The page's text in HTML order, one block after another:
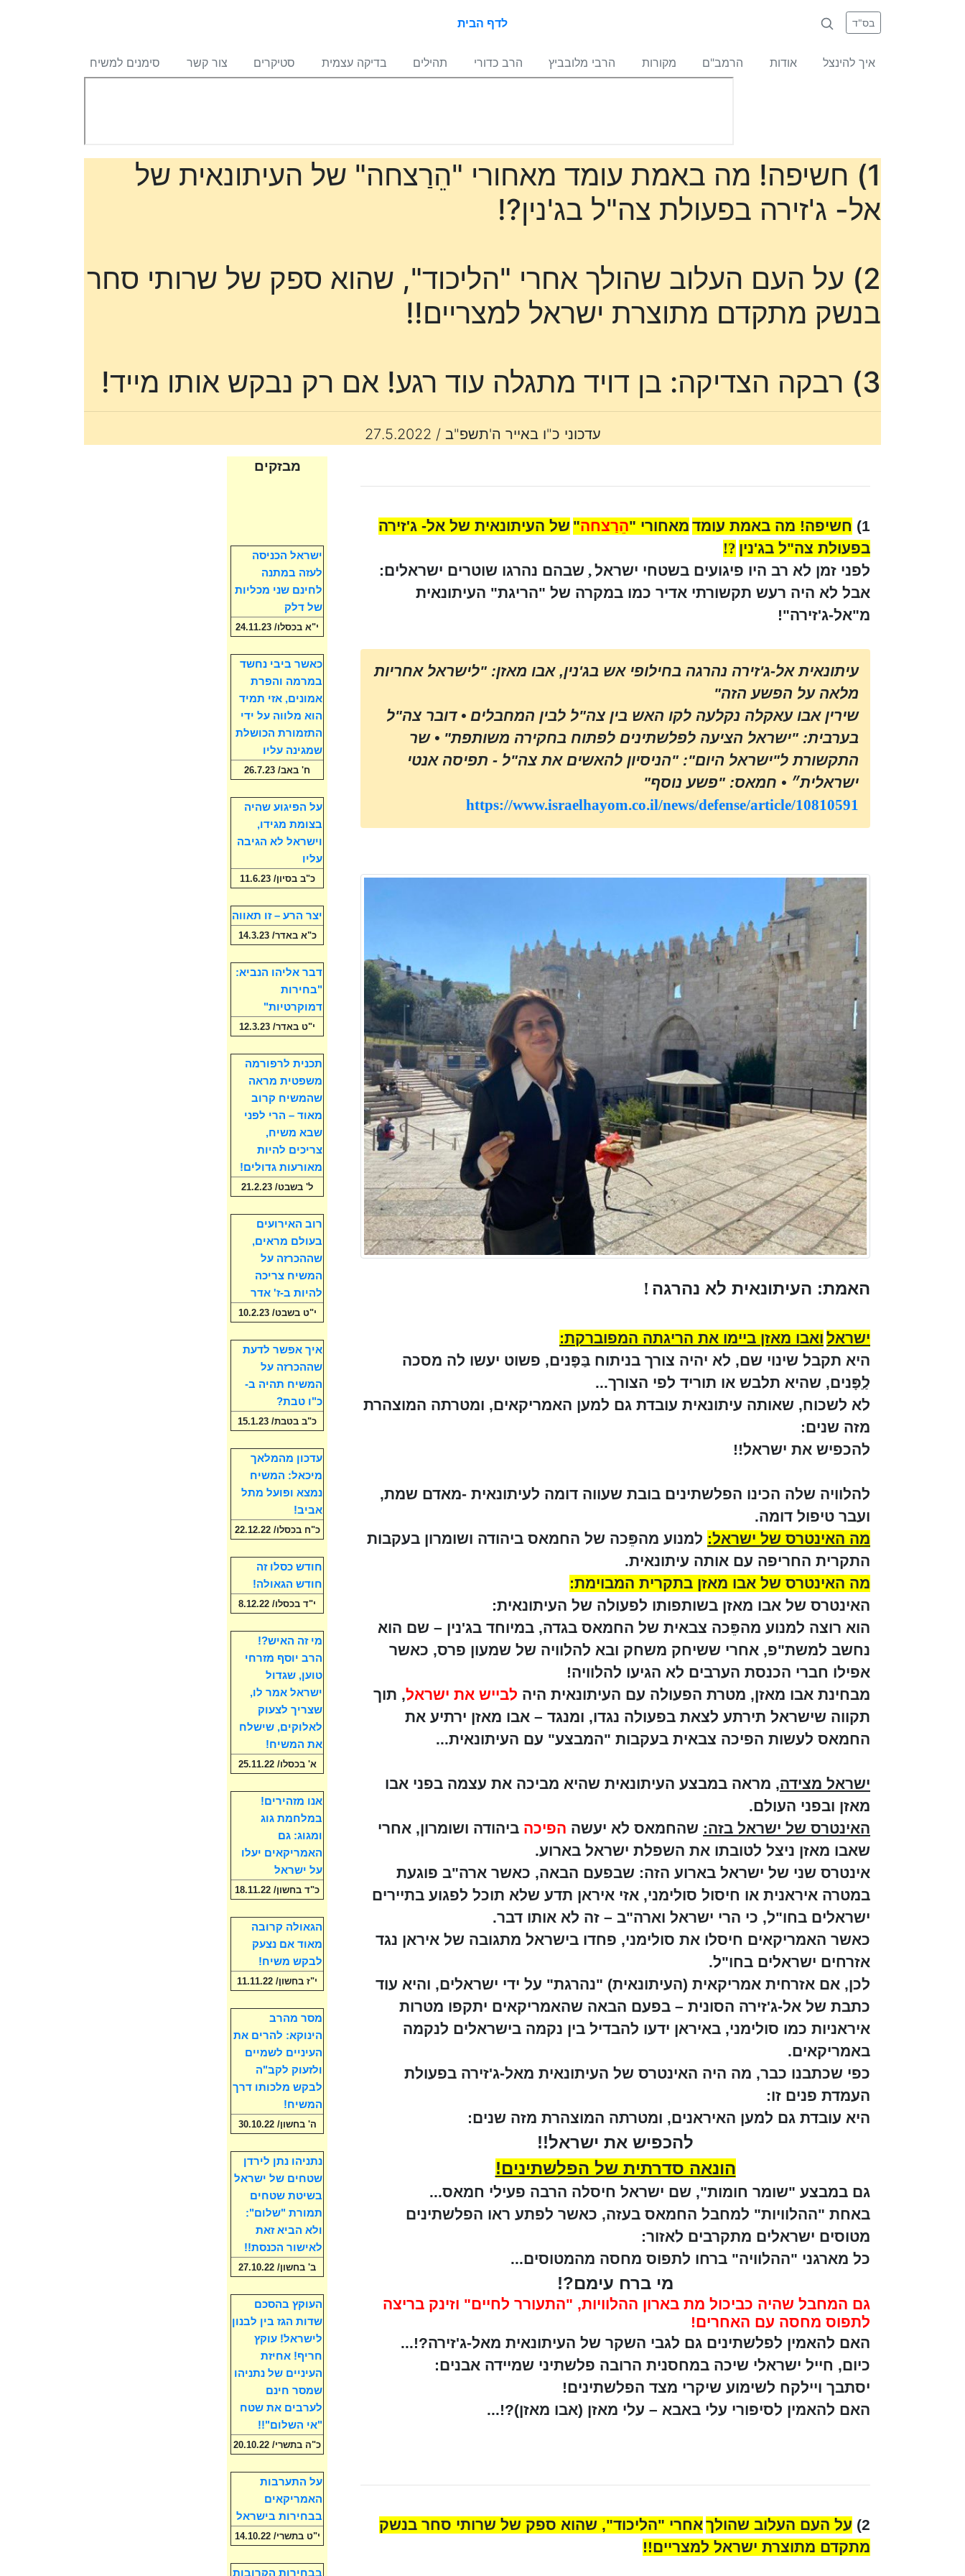
לדף הבית בס"ד
איך להינצל אודות הרמב"ם מקורות הרבי מלובביץ הרב כדורי תהילים בדיקה עצמית סטיקרים צור קשר סימנים למשיח
1) חשיפה! מה באמת עומד מאחורי "הֵרַצחה" של העיתונאית של
אל- ג'זירה בפעולת צה"ל בג'נין?!
2) על העם העלוב שהולך אחרי "הליכוד", שהוא ספק של שרותי סחר
בנשק מתקדם מתוצרת ישראל למצריים!!
3) רבקה הצדיקה: בן דויד מתגלה עוד רגע! אם רק נבקש אותו מייד!
עדכוני כ"ו באייר ה'תשפ"ב / 27.5.2022
1) חשיפה! מה באמת עומד מאחורי "הֵרַצחה" של העיתונאית של אל- ג'זירה
בפעולת צה"ל בג'נין ?!
לפני זמן לא רב היו פיגועים בשטחי ישראל, שבהם נהרגו שוטרים ישראלים:
אבל לא היה רעש תקשורתי אדיר כמו במקרה של "הריגת" העיתונאית
מ"אל-ג'זירה"!
עיתונאית אל-ג'זירה נהרגה בחילופי אש בג'נין, אבו מאזן: "לישראל אחריות
מלאה על הפשע הזה"
שירין אבו עאקלה נקלעה לקו האש בין צה"ל לבין המחבלים • דובר צה"ל
בערבית: "ישראל הציעה לפלשתינים לפתוח בחקירה משותפת" • שר
התקשורת ל"ישראל היום": "הניסיון להאשים את צה"ל - תפיסה אנטי
ישראלית״ • חמאס: "פשע נוסף"
https://www.israelhayom.co.il/news/defense/article/10810591
האמת: העיתונאית לא נהרגה !
ישראל ואבו מאזן ביימו את הריגתה המפוברקת:
היא תקבל שינוי שם, לא יהיה צורך בניתוח בַּפָּנים, פשוט יעשו לה מסכה
לַַפָּנים, שהיא תלבש או תוריד לפי הצורך...
לא לשכוח, שאותה עיתונאית עובדת גם למען האמריקאים, ומטרתה המוצהרת
מזה שנים:
להכפיש את ישראל!!
להלוויה שלה הכינו הפלשתינים בובת שעווה דומה לעיתונאית -מאדם שמת,
ועבר טיפול דומה.
מה האינטרס של ישראל: למנוע מהפֵּכה של החמאס ביהודה ושומרון בעקבות
התקרית החריפה עם אותה עיתונאית.
מה האינטרס של אבו מאזן בתקרית המבוימת:
האינטרס של אבו מאזן בשותפותו לפעולה של העיתונאית:
הוא רוצה למנוע מהפֵּכה צבאית של החמאס בגדה, במיוחד בג'נין – שם הוא
נחשב למשת"פ, אחרי ששיחק משחק ובא להלוויה של שמעון פרס, כאשר
אפילו חברי הכנסת הערבים לא הגיעו להלוויה!
מבחינת אבו מאזן, מטרת הפעולה עם העיתונאית היה לבייש את ישראל, תוך
תקווה שישראל תירתע לצאת בפעולה נגדו, ומנגד – אבו מאזן ירתיע את
החמאס לעשות הפיכה צבאית בעקבות "המבצע" עם העיתונאית...
ישראל מצידה, מראה במבצע העיתונאית שהיא מביכה את עצמה בפני אבו
מאזן ובפני העולם.
האינטרס של ישראל בזה: שהחמאס לא יעשה הפיכה ביהודה ושומרון, אחרי
שאבו מאזן ניצל לטובתו את השפלת ישראל בארוע.
אינטרס שני של ישראל בארוע הזה: שבפעם הבאה, כאשר ארה"ב פוגעת
במטרה איראנית או חיסול סולימני, אזי איראן תדע שלא תוכל לפגוע בתיירים
ישראלים בחו"ל, כי הרי ישראל וארה"ב – זה לא אותו דבר.
כאשר האמריקאים חיסלו את סולימני, פחדו בישראל מתגובה של איראן נגד
אזרחים ישראלים בחו"ל.
לכן, אם אזרחית אמריקאית (העיתונאית) "נהרגת" על ידי ישראלים, והיא עוד
כתבת של אל-ג'זירה הסונית – בפעם הבאה שהאמריקאים יתקפו מטרות
איראניות כמו סולימני, באיראן ידעו להבדיל בין נקמה בישראלים לנקמה
באמריקאים.
כפי שכתבנו כבר, מה היה האינטרס של העיתונאית מאל-ג'זירה בפעולת
העמדת פנים זו:
היא עובדת גם למען האיראנים, ומטרתה המוצהרת מזה שנים:
להכפיש את ישראל!!
הונאה סדרתית של הפלשתינים!
גם במבצע "שומר חומות", שם ישראל חיסלה הרבה פעילי חמאס...
באחת "ההלוויות" למחבל החמאס בעזה, כאשר לפתע ראו הפלשתינים
מטוסים ישראלים מתקרבים לאזור:
כל מארגני "ההלוויה" ברחו לתפוס מחסה מהמטוסים...
מי ברח עימם?!
גם המחבל שהיה כביכול מת בארון ההלוויות, "התעורר לחיים" וזינק בריצה
לתפוס מחסה עם האחרים!
האם להאמין לפלשתינים גם לגבי השקר של העיתונאית מאל-ג'זירה?!...
כיום, חייל ישראלי שיכה במחסנית הרובה פלשתיני שמיידה אבנים:
יסתבך ויילקח לשימוע שיקרי מצד הפלשתינים!
האם להאמין לסיפורי עלי באבא – עלי מאזן (אבו מאזן)?!...
2) על העם העלוב שהולךאחרי "הליכוד", שהוא ספק של שרותי סחר בנשק
מתקדם מתוצרת ישראל למצריים!!
מבזקים
ישראל הכניסה
לעזה במתנה
לחינם שני מכליות
של דלק
י"א בכסלו/ 24.11.23
כאשר ביבי נחשד
במרמה והפרת
אמונים, אזי תמיד
הוא מלווה על ידי
התזמורת הכושלת
שמגינה עליו
ח' באב/ 26.7.23
על הפיגוע שהיה
בצומת מגידו,
וישראל לא הגיבה
עליו
כ"ב בסיון/ 11.6.23
יצר הרע – זו תאווה
כ"א באדר/ 14.3.23
דבר אליהו הנביא:
"בחירות
דמוקרטיות"
י"ט באדר/ 12.3.23
תכנית לרפורמה
משפטית מראה
שהמשיח קרוב
מאוד – הרי לפני
שבא משיח,
צריכים להיות
מאורעות גדולים!
ל' בשבט/ 21.2.23
רוב האירועים
בעולם מראים,
שההכרזה על
המשיח צריכה
להיות ב-ז' אדר
י"ט בשבט/ 10.2.23
איך אפשר לדעת
שההכרזה על
המשיח תהיה ב-
כ"ו טבת?
כ"ב בטבת/ 15.1.23
עדכון מהמלאך
מיכאל: המשיח
נמצא ופועל מתל
אביב!
כ"ח בכסלו/ 22.12.22
חודש כסלו זה
חודש הגאולה!
י"ד בכסלו/ 8.12.22
מי זה האיש?!
הרב יוסף מזרחי
טוען, שגדול
ישראל אמר לו,
שצריך לצעוק
לאלוקים, שישלח
את המשיח!
א' בכסלו/ 25.11.22
אנו מזהירים!
במלחמת גוג
ומגוג: גם
האמריקאים יעלו
על ישראל
כ"ד בחשון/ 18.11.22
הגאולה קרובה
מאוד אם נצעק
לבקש משיח!
י"ז בחשון/ 11.11.22
מסר מהרב
הינוקא: להרים את
העיניים לשמיים
ולזעוק לקב"ה
לבקש מלכותו דרך
המשיח!
ה' בחשון/ 30.10.22
נתניהו נתן לירדן
שטחים של ישראל
בשיטת שטחים
תמורת "שלום":
ולא הביא זאת
לאישור הכנסת!!
ב' בחשון/ 27.10.22
העוקץ בהסכם
שדות הגז בין לבנון
לישראל! עוקץ
חריף! אחיזת
העיניים של נתניהו
שמסר חינם
לערבים את שטח
"אי השלום"!!
כ"ה בתשרי/ 20.10.22
על התערבות
האמריקאים
בבחירות בישראל
י"ט בתשרי/ 14.10.22
בבחירות הקרובות